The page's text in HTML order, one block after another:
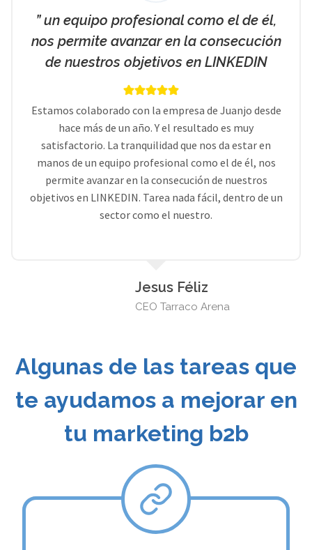
” un equipo profesional como el de él,
nos permite avanzar en la consecución
de nuestros objetivos en LINKEDIN
Estamos colaborado con la empresa de Juanjo desde
hace más de un año. Y el resultado es muy
satisfactorio. La tranquilidad que nos da estar en
manos de un equipo profesional como el de él, nos
permite avanzar en la consecución de nuestros
objetivos en LINKEDIN. Tarea nada fácil, dentro de un
sector como el nuestro.
Jesus Féliz
CEO Tarraco Arena
Algunas de las tareas que
te ayudamos a mejorar en
tu marketing b2b